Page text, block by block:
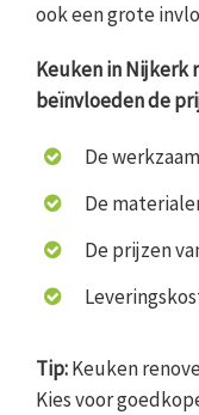
ook een grote
Keuken in Nijkerk
beïnvloeden de
De
De
De prijzen
Tip:Keuken
Kies voor